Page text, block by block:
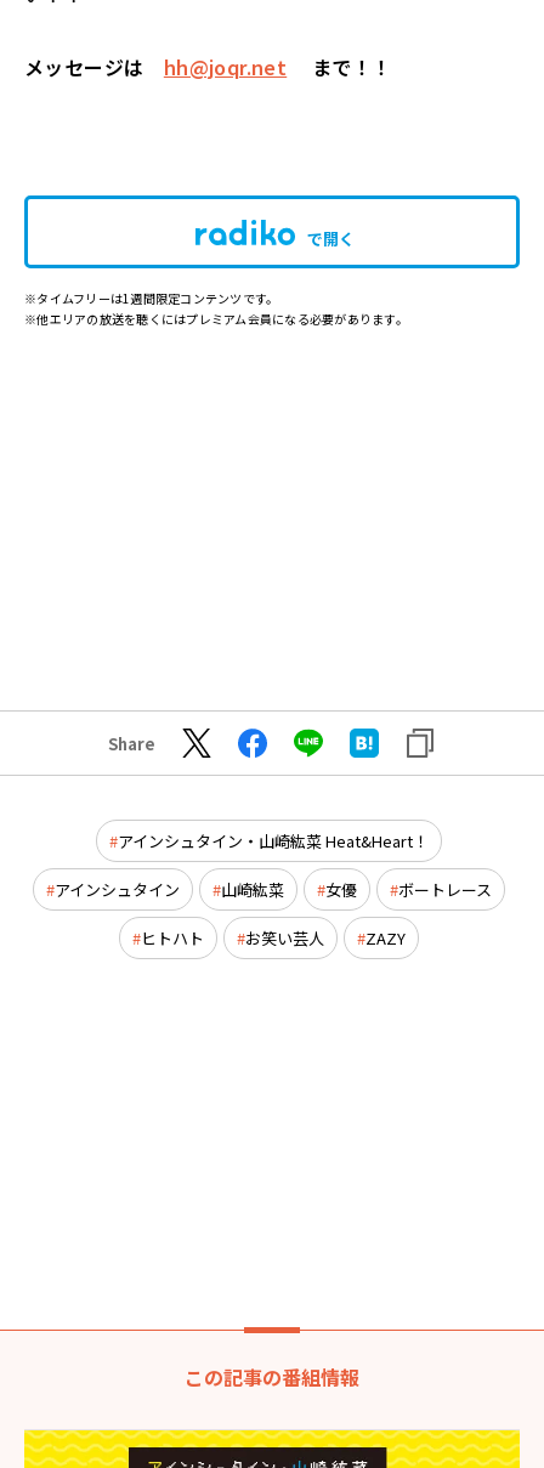
メッセージは hh@joqr.net まで！！
で開く
※タイムフリーは1週間限定コンテンツです。
※他エリアの放送を聴くにはプレミアム会員になる必要があります。
Share
アインシュタイン・山崎紘菜 Heat&Heart！
アインシュタイン 山崎紘菜 女優 ボートレース
ヒトハト お笑い芸人 ZAZY
この記事の番組情報